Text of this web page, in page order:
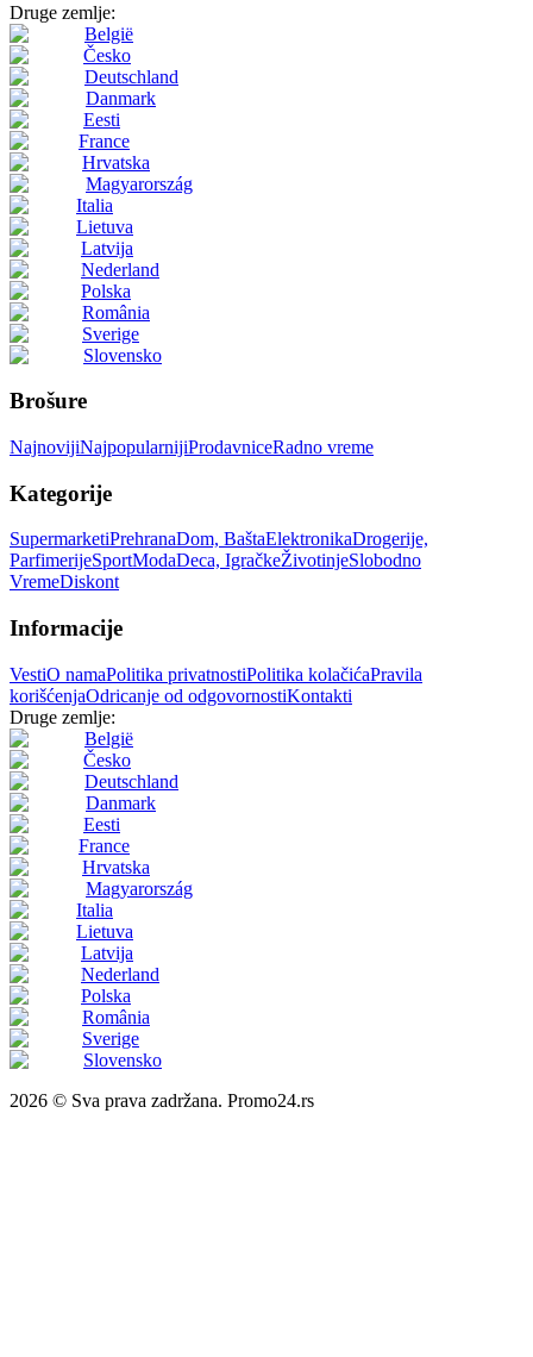
Druge zemlje:
België
Česko
Deutschland
Danmark
Eesti
France
Hrvatska
Magyarország
Italia
Lietuva
Latvija
Nederland
Polska
România
Sverige
Slovensko
Brošure
NajnovijiNajpopularnijiProdavniceRadno vreme
Kategorije
SupermarketiPrehranaDom, BaštaElektronikaDrogerije,
ParfimerijeSportModaDeca, IgračkeŽivotinjeSlobodno
VremeDiskont
Informacije
VestiO namaPolitika privatnostiPolitika kolačićaPravila
korišćenjaOdricanje od odgovornostiKontakti
Druge zemlje:
België
Česko
Deutschland
Danmark
Eesti
France
Hrvatska
Magyarország
Italia
Lietuva
Latvija
Nederland
Polska
România
Sverige
Slovensko
2026 © Sva prava zadržana. Promo24.rs